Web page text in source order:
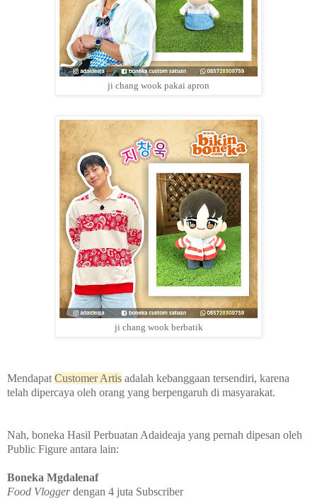
ji chang wook pakai apron
ji chang wook berbatik
Mendapat Customer Artis adalah kebanggaan tersendiri, karena
telah dipercaya oleh orang yang berpengaruh di masyarakat.
Nah, boneka Hasil Perbuatan Adaideaja yang pernah dipesan oleh
Public Figure antara lain:
Boneka Mgdalenaf
Food Vloggerdengan 4 juta Subscriber